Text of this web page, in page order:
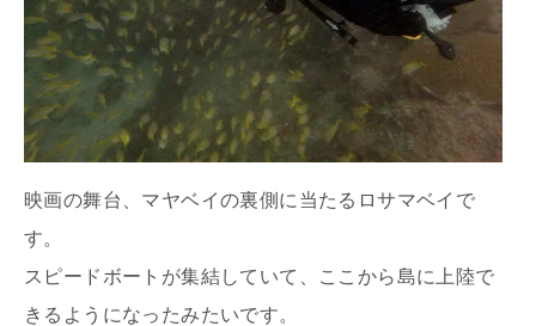
映画の舞台、マヤベイの裏側に当たるロサマベイで
す。
スピードボートが集結していて、ここから島に上陸で
きるようになったみたいです。